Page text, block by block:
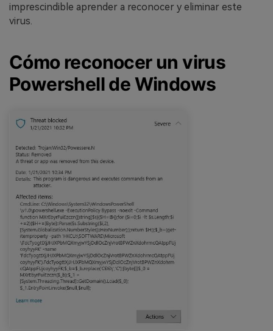
imprescindible aprender a reconocer y eliminar este
virus.
Cómo reconocer un virus
Powershell de Windows